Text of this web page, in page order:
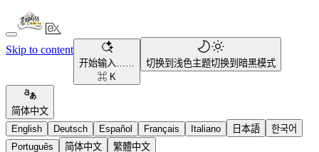
Skip to content
开始输入……
⌘ K
切换到浅色主题切换到暗黑模式
简体中文
English
Deutsch Español Français Italiano 日本語
한국어
Português
简体中文 繁體中文